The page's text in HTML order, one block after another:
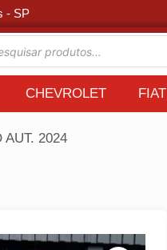
- SP
CHEVROLET FIAT
2024